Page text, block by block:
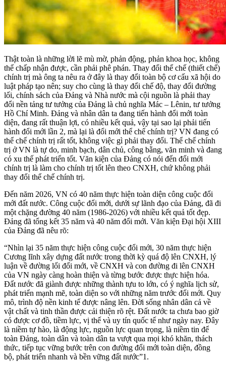
Thật toàn là những lời lẽ mù mờ, phản động, phản khoa học, không
thể chấp nhận được, cần phải phê phán. Thay đổi thể chế (thiết chế)
chính trị mà ông ta nêu ra ở đây là thay đổi toàn bộ cơ cấu xã hội do
luật pháp tạo nên; suy cho cùng là thay đổi chế độ, thay đổi đường
lối, chính sách của Đảng và Nhà nước mà cội nguồn là phải thay
đổi nền tảng tư tưởng của Đảng là chủ nghĩa Mác – Lênin, tư tưởng
Hồ Chí Minh. Đảng và nhân dân ta đang tiến hành đổi mới toàn
diện, đang rất thuận lợi, có nhiều kết quả, vậy tại sao lại phải tiến
hành đổi mới lần 2, mà lại là đổi mới thể chế chính trị? VN đang có
thể chế chính trị rất tốt, không việc gì phải thay đổi. Thể chế chính
trị ở VN là tự do, minh bạch, dân chủ, công bằng, văn minh và đang
có xu thế phát triển tốt. Văn kiện của Đảng có nói đến đổi mới
chính trị là làm cho chính trị tốt lên theo CNXH, chứ không phải
thay đổi thể chế chính trị.
Đến năm 2026, VN có 40 năm thực hiện toàn diện công cuộc đổi
mới đất nước. Công cuộc đổi mới, dưới sự lãnh đạo của Đảng, đã đi
một chặng đường 40 năm (1986-2026) với nhiều kết quả tốt đẹp.
Đảng đã tổng kết 35 năm và 40 năm đổi mới. Văn kiện Đại hội XIII
của Đảng đã nêu rõ:
“Nhìn lại 35 năm thực hiện công cuộc đổi mới, 30 năm thực hiện
Cương lĩnh xây dựng đất nước trong thời kỳ quá độ lên CNXH, lý
luận về đường lối đổi mới, về CNXH và con đường đi lên CNXH
của VN ngày càng hoàn thiện và từng bước được thực hiện hóa.
Đất nước đã giành được những thành tựu to lớn, có ý nghĩa lịch sử,
phát triển mạnh mẽ, toàn diện so với những năm trước đổi mới. Quy
mô, trình độ nền kinh tế được nâng lên. Đời sống nhân dân cả về
vật chất và tinh thần được cải thiện rõ rệt. Đất nước ta chưa bao giờ
có được cơ đồ, tiềm lực, vị thế và uy tín quốc tế như ngày nay. Đây
là niềm tự hào, là động lực, nguồn lực quan trọng, là niềm tin để
toàn Đảng, toàn dân và toàn dân ta vượt qua mọi khó khăn, thách
thức, tiếp tục vững bước trên con đường đổi mới toàn diện, đồng
bộ, phát triển nhanh và bền vững đất nước”1.